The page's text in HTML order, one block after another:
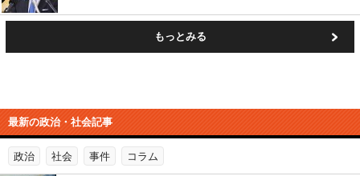
もっとみる
最新の政治・社会記事
政治 社会 事件 コラム